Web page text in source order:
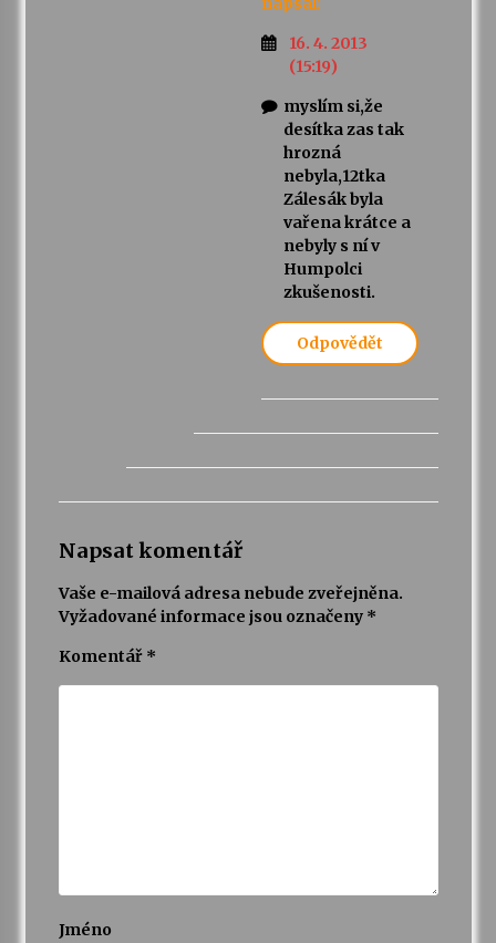
16. 4. 2013
(15:19)
myslím si,že
desítka zas tak
hrozná
nebyla,12tka
Zálesák byla
vařena krátce a
nebyly s ní v
Humpolci
zkušenosti.
Odpovědět
Napsat komentář
Vaše e-mailová adresa nebude zveřejněna.
Vyžadované informace jsou označeny *
Komentář *
Jméno